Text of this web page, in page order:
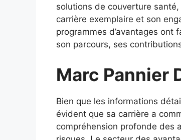
solutions de couverture
carrière exemplaire et son
programmes d’avantages ont
son parcours, ses
Marc Pannier
Bien que les informations
évident que sa carrière a
compréhension profonde des